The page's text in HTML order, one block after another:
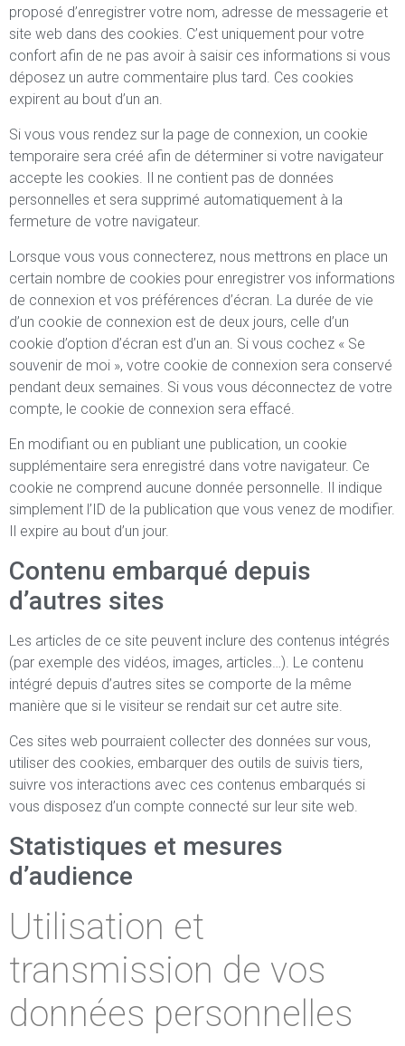
proposé d’enregistrer votre nom, adresse de messagerie et
site web dans des cookies. C’est uniquement pour votre
confort afin de ne pas avoir à saisir ces informations si vous
déposez un autre commentaire plus tard. Ces cookies
expirent au bout d’un an.
Si vous vous rendez sur la page de connexion, un cookie
temporaire sera créé afin de déterminer si votre navigateur
accepte les cookies. Il ne contient pas de données
personnelles et sera supprimé automatiquement à la
fermeture de votre navigateur.
Lorsque vous vous connecterez, nous mettrons en place un
certain nombre de cookies pour enregistrer vos informations
de connexion et vos préférences d’écran. La durée de vie
d’un cookie de connexion est de deux jours, celle d’un
cookie d’option d’écran est d’un an. Si vous cochez « Se
souvenir de moi », votre cookie de connexion sera conservé
pendant deux semaines. Si vous vous déconnectez de votre
compte, le cookie de connexion sera effacé.
En modifiant ou en publiant une publication, un cookie
supplémentaire sera enregistré dans votre navigateur. Ce
cookie ne comprend aucune donnée personnelle. Il indique
simplement l’ID de la publication que vous venez de modifier.
Il expire au bout d’un jour.
Contenu embarqué depuis
d’autres sites
Les articles de ce site peuvent inclure des contenus intégrés
(par exemple des vidéos, images, articles…). Le contenu
intégré depuis d’autres sites se comporte de la même
manière que si le visiteur se rendait sur cet autre site.
Ces sites web pourraient collecter des données sur vous,
utiliser des cookies, embarquer des outils de suivis tiers,
suivre vos interactions avec ces contenus embarqués si
vous disposez d’un compte connecté sur leur site web.
Statistiques et mesures
d’audience
Utilisation et
transmission de vos
données personnelles